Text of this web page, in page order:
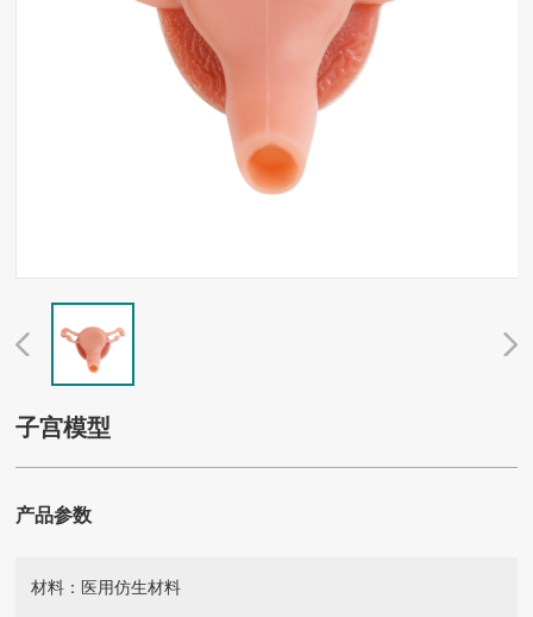
子宫模型
产品参数
材料： 医用仿生材料